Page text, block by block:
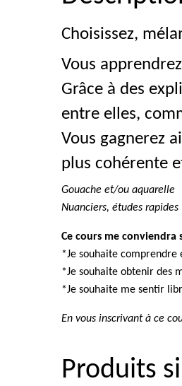
Choisissez,
Vous
Grâce à des
entre elles,
Vous gagnerez
plus cohérente
Gouache et/ou aquarelle
Nuanciers, études
Ce cours me conviendra
*Je souhaite
*Je souhaite obtenir des
*Je souhaite me sentir
En vous inscrivant à ce
Produits